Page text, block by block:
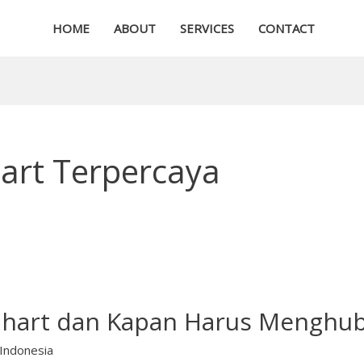
HOME ABOUT SERVICES CONTACT
Terpercaya
dan Kapan Harus